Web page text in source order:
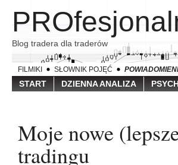
Blog tradera dla traderów
FILMIKI SŁOWNIK POJĘĆ
START DZIENNA ANALIZA
Moje nowe
tradingu